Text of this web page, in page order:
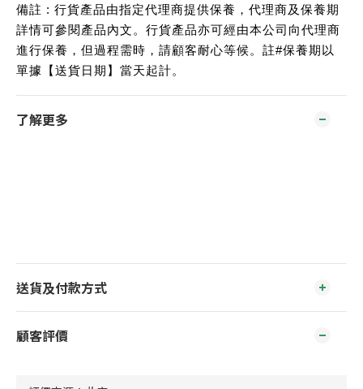
備註 : 行貨產品由指定代理商提供保養，代理商及保養期
詳情可參閱產品內文。行貨產品亦可經由本公司向代理商
進行保養，但過程需時，請顧客耐心等候。註#保養期以
單據【送貨日期】當天起計。
了解更多
送貨及付款方式
顧客評價